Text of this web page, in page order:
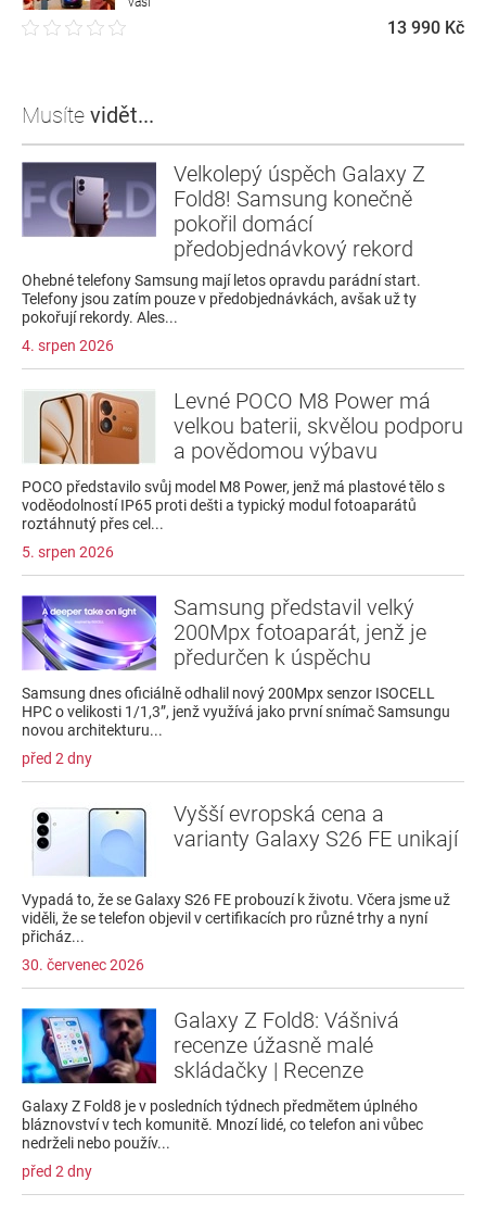
13 990 Kč
Musíte vidět...
Velkolepý úspěch Galaxy Z
Fold8! Samsung konečně
pokořil domácí
předobjednávkový rekord
Ohebné telefony Samsung mají letos opravdu parádní start.
Telefony jsou zatím pouze v předobjednávkách, avšak už ty
pokořují rekordy. Ales...
4. srpen 2026
Levné POCO M8 Power má
velkou baterii, skvělou podporu
a povědomou výbavu
POCO představilo svůj model M8 Power, jenž má plastové tělo s
voděodolností IP65 proti dešti a typický modul fotoaparátů
roztáhnutý přes cel...
5. srpen 2026
Samsung představil velký
200Mpx fotoaparát, jenž je
předurčen k úspěchu
Samsung dnes oficiálně odhalil nový 200Mpx senzor ISOCELL
HPC o velikosti 1/1,3”, jenž využívá jako první snímač Samsungu
novou architekturu...
před 2 dny
Vyšší evropská cena a
varianty Galaxy S26 FE unikají
Vypadá to, že se Galaxy S26 FE probouzí k životu. Včera jsme už
viděli, že se telefon objevil v certifikacích pro různé trhy a nyní
přicház...
30. červenec 2026
Galaxy Z Fold8: Vášnivá
recenze úžasně malé
skládačky | Recenze
Galaxy Z Fold8 je v posledních týdnech předmětem úplného
bláznovství v tech komunitě. Mnozí lidé, co telefon ani vůbec
nedrželi nebo použív...
před 2 dny